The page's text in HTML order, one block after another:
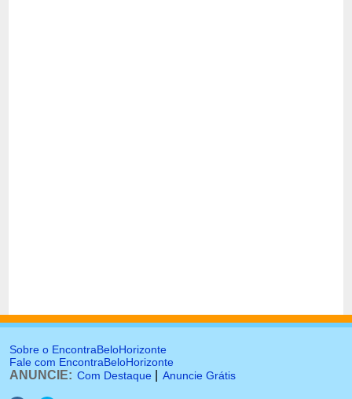
Sobre o EncontraBeloHorizonte
Fale com EncontraBeloHorizonte
ANUNCIE: Com Destaque Anuncie Grátis